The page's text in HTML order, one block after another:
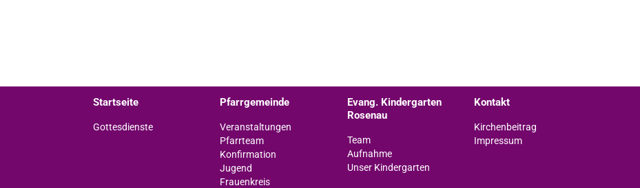
Startseite
Gottesdienste
Pfarrgemeinde
Veranstaltungen
Pfarrteam
Konfirmation
Jugend
Frauenkreis
Evang. Kindergarten
Rosenau
Team
Aufnahme
Unser Kindergarten
Kontakt
Kirchenbeitrag
Impressum